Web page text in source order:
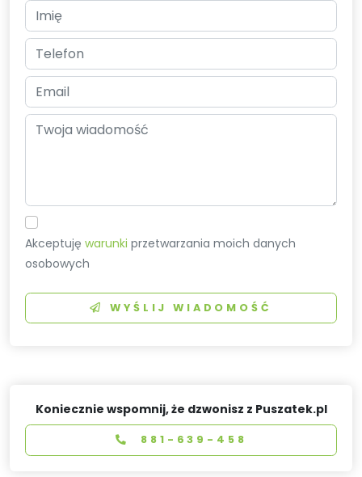
Akceptujęwarunki przetwarzania moich danych
osobowych
WYŚLIJ WIADOMOŚĆ
Koniecznie wspomnij, że dzwonisz z Puszatek.pl
881-639-458